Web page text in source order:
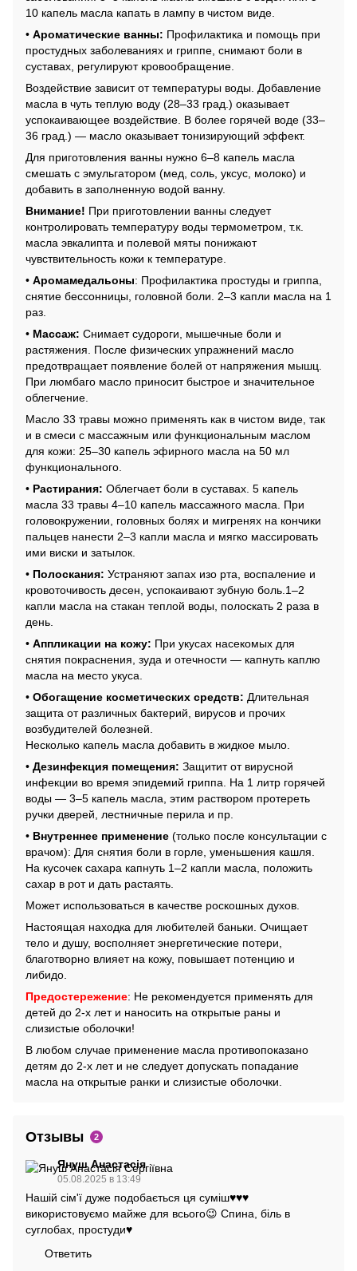
10 капель масла капать в лампу в чистом виде.
• Ароматические ванны: Профилактика и помощь при
простудных заболеваниях и гриппе, снимают боли в
суставах, регулируют кровообращение.
Воздействие зависит от температуры воды. Добавление
масла в чуть теплую воду (28–33 град.) оказывает
успокаивающее воздействие. В более горячей воде (33–
36 град.) — масло оказывает тонизирующий эффект.
Для приготовления ванны нужно 6–8 капель масла
смешать с эмульгатором (мед, соль, уксус, молоко) и
добавить в заполненную водой ванну.
Внимание! При приготовлении ванны следует
контролировать температуру воды термометром, т.к.
масла эвкалипта и полевой мяты понижают
чувствительность кожи к температуре.
• Аромамедальоны: Профилактика простуды и гриппа,
снятие бессонницы, головной боли. 2–3 капли масла на 1
раз.
• Массаж: Снимает судороги, мышечные боли и
растяжения. После физических упражнений масло
предотвращает появление болей от напряжения мышц.
При люмбаго масло приносит быстрое и значительное
облегчение.
Масло 33 травы можно применять как в чистом виде, так
и в смеси с массажным или функциональным маслом
для кожи: 25–30 капель эфирного масла на 50 мл
функционального.
• Растирания: Облегчает боли в суставах. 5 капель
масла 33 травы 4–10 капель массажного масла. При
головокружении, головных болях и мигренях на кончики
пальцев нанести 2–3 капли масла и мягко массировать
ими виски и затылок.
• Полоскания: Устраняют запах изо рта, воспаление и
кровоточивость десен, успокаивают зубную боль.1–2
капли масла на стакан теплой воды, полоскать 2 раза в
день.
• Аппликации на кожу: При укусах насекомых для
снятия покраснения, зуда и отечности — капнуть каплю
масла на место укуса.
• Обогащение косметических средств: Длительная
защита от различных бактерий, вирусов и прочих
возбудителей болезней.
Несколько капель масла добавить в жидкое мыло.
• Дезинфекция помещения: Защитит от вирусной
инфекции во время эпидемий гриппа. На 1 литр горячей
воды — 3–5 капель масла, этим раствором протереть
ручки дверей, лестничные перила и пр.
• Внутреннее применение (только после консультации с
врачом): Для снятия боли в горле, уменьшения кашля.
На кусочек сахара капнуть 1–2 капли масла, положить
сахар в рот и дать растаять.
Может использоваться в качестве роскошных духов.
Настоящая находка для любителей баньки. Очищает
тело и душу, восполняет энергетические потери,
благотворно влияет на кожу, повышает потенцию и
либидо.
Предостережение: Не рекомендуется применять для
детей до 2-х лет и наносить на открытые раны и
слизистые оболочки!
В любом случае применение масла противопоказано
детям до 2-х лет и не следует допускать попадание
масла на открытые ранки и слизистые оболочки.
Отзывы 2
Януш Анастасія
05.08.2025 в 13:49
Нашій сім'ї дуже подобається ця суміш♥️♥️♥️
використовуємо майже для всього😉 Спина, біль в
суглобах, простуди♥️
Ответить